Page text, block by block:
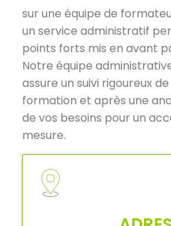
sur une équipe de
un service administratif
points forts mis en avant
Notre équipe
assure un suivi rigoureux
formation et après une
de vos besoins pour un
mesure.